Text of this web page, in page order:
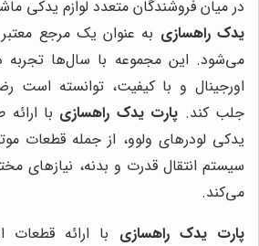
در میان فروشندگان متعدد لوازم یدکی
یدک راهسازی به عنوان یک مرجع
می‌شود. این مجموعه با سال‌ها تجربه
اورجینال و با کیفیت، توانسته است
جلب کند. پارت یدک راهسازی با
یدکی لودرهای ولوو، از جمله قطعات
سیستم انتقال قدرت و بدنه، نیازهای
می‌کند.
پارت یدک راهسازی با ارائه قطعات